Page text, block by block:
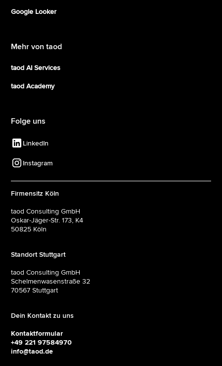
Google Looker
Mehr von taod
taod AI Services
taod Academy
Folge uns
LinkedIn
Instagram
Firmensitz Köln
taod Consulting GmbH
Oskar-Jäger-Str. 173, K4
50825 Köln
Standort Stuttgart
taod Consulting GmbH
Schelmenwasenstraße 32
70567 Stuttgart
Dein Kontakt zu uns
Kontaktformular
+49 221 97584970
info@taod.de